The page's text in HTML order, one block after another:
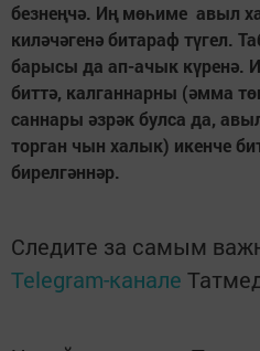
безнеңчә. Иң мөһиме авыл
киләчәгенә битараф түгел.
барысы да ап-ачык күренә.
биттә, калганнарны (әмма
саннары әзрәк булса да,
торган чын халык) икенче
бирелгәннәр.
Следите за самым
Telegram-канале